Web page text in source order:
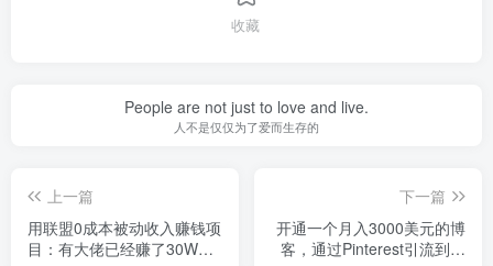
收藏
People are not just to love and live.
人不是仅仅为了爱而生存的
上一篇
用联盟0成本被动收入赚钱项
目：有大佬已经赚了30W美
下一篇
开通一个月入3000美元的博
客，通过Pinterest引流到个